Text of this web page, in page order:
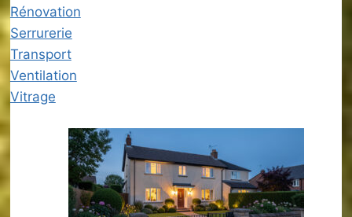
Rénovation
Serrurerie
Transport
Ventilation
Vitrage